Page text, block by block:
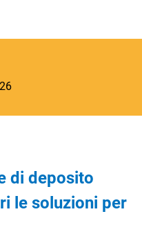
di deposito
le soluzioni per